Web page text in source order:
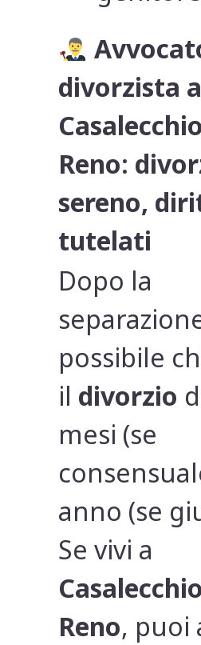
divorzista a
Reno:
sereno,
tutelati
Dopo la
possibile
il divorzio
mesi (se
anno (se
Se vivi a
Reno, puoi